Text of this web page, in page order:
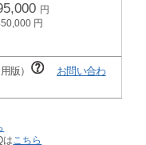
用版）
お問い合わ
は こちら